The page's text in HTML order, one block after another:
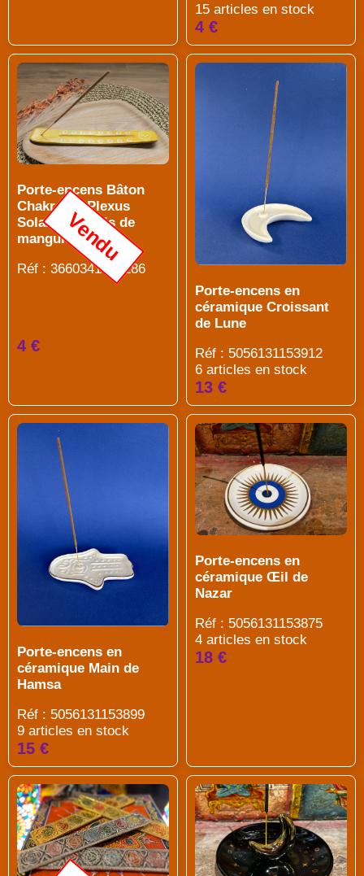
15 articles en stock
4 €
Porte-encens Bâton
Chakra du Plexus
Solaire en Bois de
manguier
Réf : 3660341696286
Vendu
4 €
Porte-encens en
céramique Croissant
de Lune
Réf : 5056131153912
6 articles en stock
13 €
Porte-encens en
céramique Main de
Hamsa
Réf : 5056131153899
9 articles en stock
15 €
Porte-encens en
céramique Œil de
Nazar
Réf : 5056131153875
4 articles en stock
18 €